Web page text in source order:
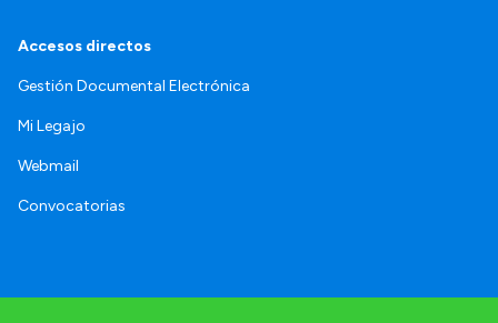
Accesos directos
Gestión Documental Electrónica
Mi Legajo
Webmail
Convocatorias